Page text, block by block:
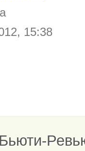
15:38
Бьюти-